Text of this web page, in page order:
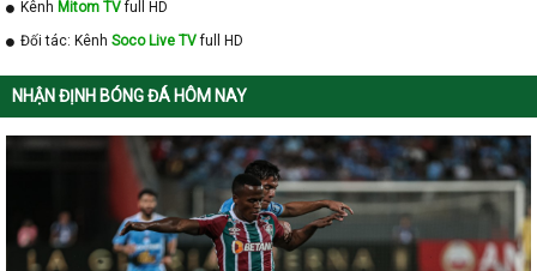
Kênh Mitom TVfull HD
Đối tác: Kênh Soco Live TVfull HD
NHẬN ĐỊNH BÓNG ĐÁ HÔM NAY